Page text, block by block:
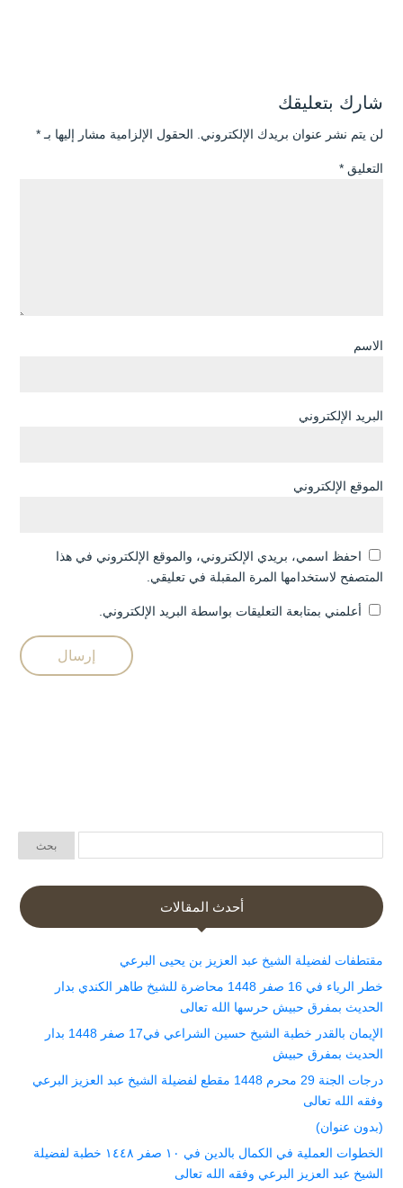
شارك بتعليقك
لن يتم نشر عنوان بريدك الإلكتروني. الحقول الإلزامية مشار إليها بـ *
التعليق *
الاسم
البريد الإلكتروني
الموقع الإلكتروني
احفظ اسمي، بريدي الإلكتروني، والموقع الإلكتروني في هذا
المتصفح لاستخدامها المرة المقبلة في تعليقي.
أعلمني بمتابعة التعليقات بواسطة البريد الإلكتروني.
أحدث المقالات
مقتطفات لفضيلة الشيخ عبد العزيز بن يحيى البرعي
خطر الرياء في 16 صفر 1448 محاضرة للشيخ طاهر الكندي بدار
الحديث بمفرق حبيش حرسها الله تعالى
الإيمان بالقدر خطبة الشيخ حسين الشراعي في17 صفر 1448 بدار
الحديث بمفرق حبيش
درجات الجنة 29 محرم 1448 مقطع لفضيلة الشيخ عبد العزيز البرعي
وفقه الله تعالى
(بدون عنوان)
الخطوات العملية في الكمال بالدين في ١٠ صفر ١٤٤٨ خطبة لفضيلة
الشيخ عبد العزيز البرعي وفقه الله تعالى